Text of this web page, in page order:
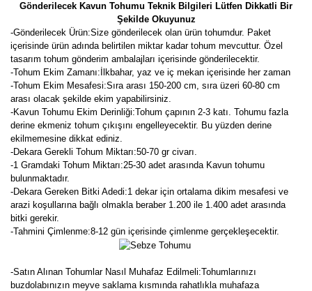
Gönderilecek Kavun Tohumu Teknik Bilgileri Lütfen Dikkatli Bir
Şekilde Okuyunuz
-Gönderilecek Ürün:Size gönderilecek olan ürün tohumdur. Paket
içerisinde ürün adında belirtilen miktar kadar tohum mevcuttur. Özel
tasarım tohum gönderim ambalajları içerisinde gönderilecektir.
-Tohum Ekim Zamanı:İlkbahar, yaz ve iç mekan içerisinde her zaman
-Tohum Ekim Mesafesi:Sıra arası 150-200 cm, sıra üzeri 60-80 cm
arası olacak şekilde ekim yapabilirsiniz.
-Kavun Tohumu Ekim Derinliği:Tohum çapının 2-3 katı. Tohumu fazla
derine ekmeniz tohum çıkışını engelleyecektir. Bu yüzden derine
ekilmemesine dikkat ediniz.
-Dekara Gerekli Tohum Miktarı:50-70 gr civarı.
-1 Gramdaki Tohum Miktarı:25-30 adet arasında Kavun tohumu
bulunmaktadır.
-Dekara Gereken Bitki Adedi:1 dekar için ortalama dikim mesafesi ve
arazi koşullarına bağlı olmakla beraber 1.200 ile 1.400 adet arasında
bitki gerekir.
-Tahmini Çimlenme:8-12 gün içerisinde çimlenme gerçekleşecektir.
-Satın Alınan Tohumlar Nasıl Muhafaz Edilmeli:Tohumlarınızı
buzdolabınızın meyve saklama kısmında rahatlıkla muhafaza